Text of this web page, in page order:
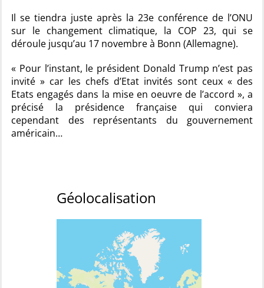
Il se tiendra juste après la 23e conférence de l’ONU
sur le changement climatique, la COP 23, qui se
déroule jusqu’au 17 novembre à Bonn (Allemagne).
« Pour l’instant, le président Donald Trump n’est pas
invité » car les chefs d’Etat invités sont ceux « des
Etats engagés dans la mise en oeuvre de l’accord », a
précisé la présidence française qui conviera
cependant des représentants du gouvernement
américain…
Géolocalisation